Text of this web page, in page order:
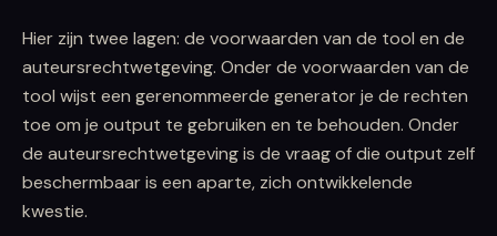
Hier zijn twee lagen: de voorwaarden van de tool en de
auteursrechtwetgeving. Onder de voorwaarden van de
tool wijst een gerenommeerde generator je de rechten
toe om je output te gebruiken en te behouden. Onder
de auteursrechtwetgeving is de vraag of die output zelf
beschermbaar is een aparte, zich ontwikkelende
kwestie.